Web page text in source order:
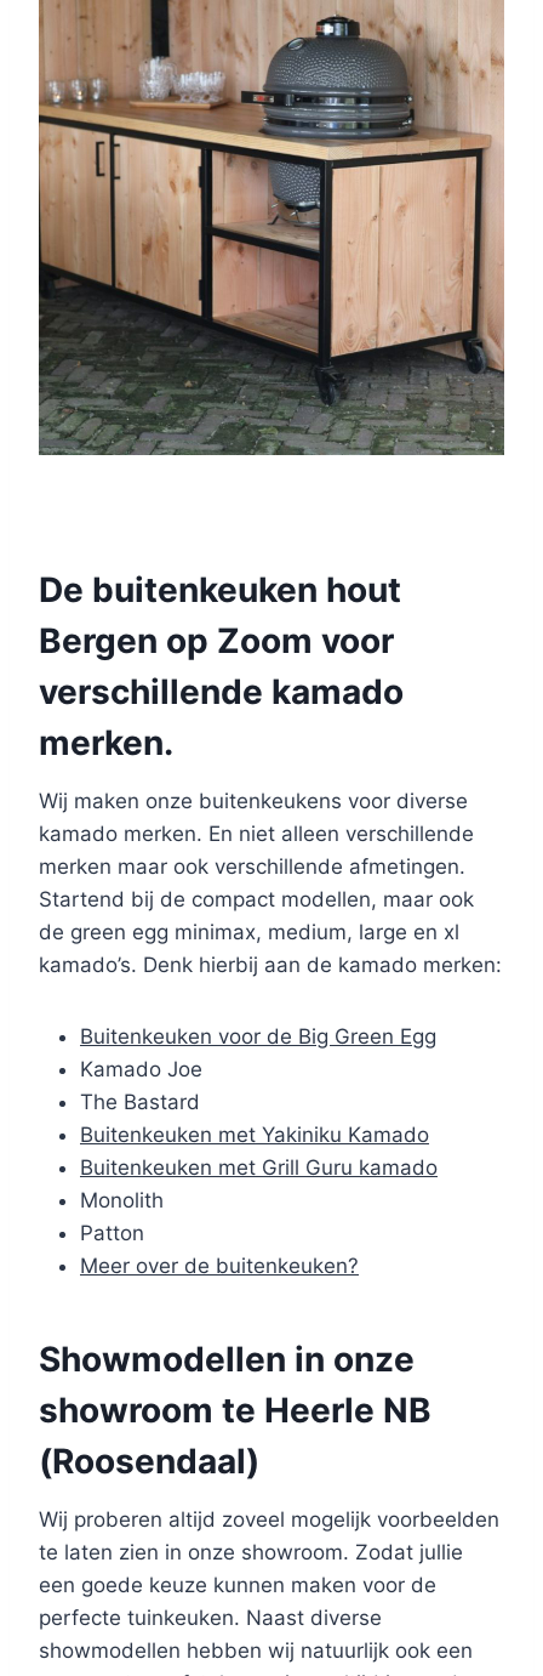
De buitenkeuken hout
Bergen op Zoom voor
verschillende kamado
merken.
Wij maken onze buitenkeukens voor diverse
kamado merken. En niet alleen verschillende
merken maar ook verschillende afmetingen.
Startend bij de compact modellen, maar ook
de green egg minimax, medium, large en xl
kamado’s. Denk hierbij aan de kamado merken:
Buitenkeuken voor de Big Green Egg
Kamado Joe
The Bastard
Buitenkeuken met Yakiniku Kamado
Buitenkeuken met Grill Guru kamado
Monolith
Patton
Meer over de buitenkeuken?
Showmodellen in onze
showroom te Heerle NB
(Roosendaal)
Wij proberen altijd zoveel mogelijk voorbeelden
te laten zien in onze showroom. Zodat jullie
een goede keuze kunnen maken voor de
perfecte tuinkeuken. Naast diverse
showmodellen hebben wij natuurlijk ook een